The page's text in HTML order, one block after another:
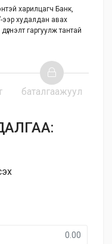
харилцагч Банк,
ээр худалдан авах
гаргуулж тантай
баталгаажуул